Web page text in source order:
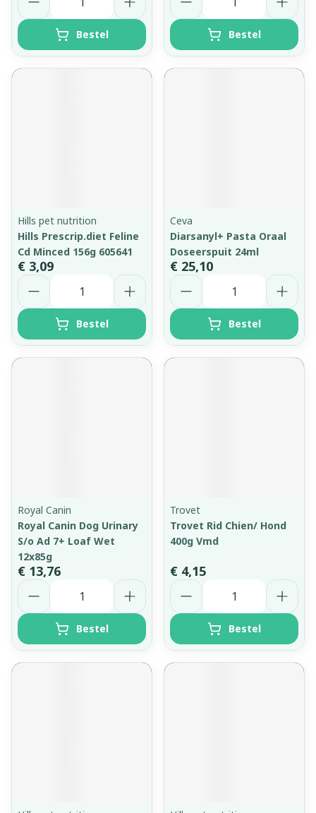
Bestel Bestel
Hills pet nutrition
Hills Prescrip.diet Feline
Cd Minced 156g 605641
€ 3,09
Aantal
Bestel
Ceva
Diarsanyl+ Pasta Oraal
Doseerspuit 24ml
€ 25,10
Aantal
Bestel
Royal Canin
Royal Canin Dog Urinary
S/o Ad 7+ Loaf Wet
12x85g
€ 13,76
Aantal
Bestel
Trovet
Trovet Rid Chien/ Hond
400g Vmd
€ 4,15
Aantal
Bestel